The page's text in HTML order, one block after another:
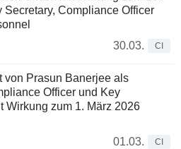
Compliance Officer
30.03.
CI
von Prasun Banerjee als
Officer und Key
Wirkung zum 1. März 2026
01.03.
CI